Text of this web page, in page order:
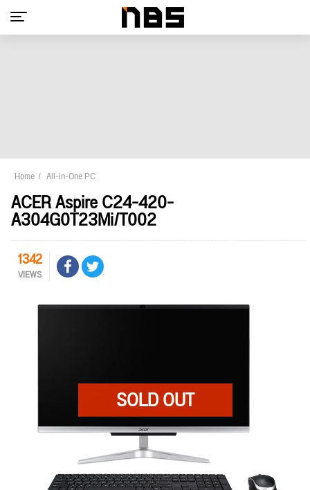
Home All-in-One PC
ACER Aspire C24-420-
A304G0T23Mi/T002
1342
VIEWS